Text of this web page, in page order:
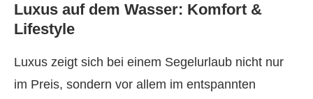
Luxus auf dem Wasser: Komfort &
Lifestyle
Luxus zeigt sich bei einem Segelurlaub nicht nur
im Preis, sondern vor allem im entspannten